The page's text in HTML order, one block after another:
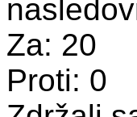
Za: 20
Proti: 0